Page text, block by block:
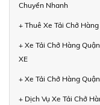
Chuyển Nhanh
+ Thuê Xe Tải Chở
+ Xe Tải Chở Hàng
XE
+ Xe Tải Chở Hàng
+ Dịch Vụ Xe Tải Chở